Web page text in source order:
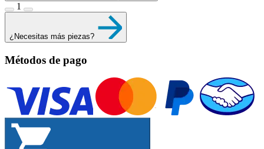
1
¿Necesitas más piezas?
Métodos de pago